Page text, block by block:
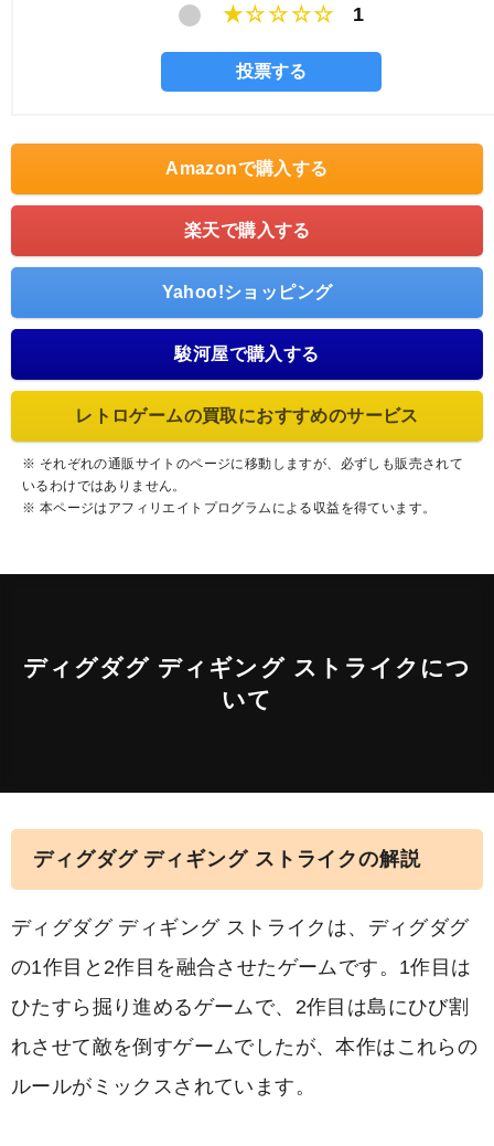
★☆☆☆☆
1
Amazonで購入する
楽天で購入する
Yahoo!ショッピング
駿河屋で購入する
レトロゲームの買取におすすめのサービス
※ それぞれの通販サイトのページに移動しますが、必ずしも販売されて
いるわけではありません。
※ 本ページはアフィリエイトプログラムによる収益を得ています。
ディグダグ ディギング ストライクにつ
いて
ディグダグ ディギング ストライクの解説
ディグダグ ディギング ストライクは、ディグダグ
の1作目と2作目を融合させたゲームです。1作目は
ひたすら掘り進めるゲームで、2作目は島にひび割
れさせて敵を倒すゲームでしたが、本作はこれらの
ルールがミックスされています。